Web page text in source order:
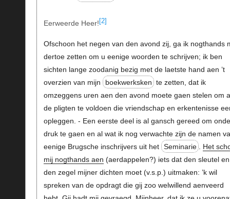
Eerweerde Heer! [2]
Ofschoon het negen van den avond zij, ga ik nogthands
dertoe zetten om u eenige woorden te schrijven; ik ben
sichten lange zoodanig bezig met de laetste hand aen ’t
overzien van mijn
boekwerksken te zetten, dat ik
omzeggens uren aen den avond moete gaen stelen om
de pligten te voldoen die vriendschap en erkentenisse
opleggen. - Een eerste deel is al gansch gereed om
druk te gaen en al wat ik nog verwachte zijn de namen
eenige Brugsche inschrijvers uit het Seminarie
Het
mij nogthands aen (aerdappelen?) iets dat den sleutel en
den zegel mijner dichten moet (v.s.p.) uitmaken: ’k wil
spreken van de opdragt die gij zoo welwillend aenveerd